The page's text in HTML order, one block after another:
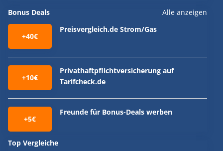
Bonus Deals Alle anzeigen
+40€
Preisvergleich.de Strom/Gas
+10€
Privathaftpflichtversicherung auf
Tarifcheck.de
+5€
Freunde für Bonus-Deals werben
Top Vergleiche